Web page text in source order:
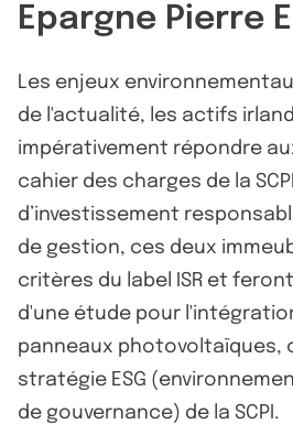
Epargne Pierre
Les enjeux
de l'actualité, les actifs
impérativement répondre
cahier des charges de la
d’investissement
de gestion, ces deux
critères du label ISR et
d'une étude pour
panneaux photovoltaïques,
stratégie ESG
de gouvernance) de la SCPI.